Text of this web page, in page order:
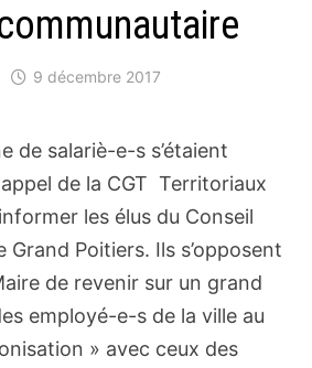
9 décembre 2017
de salariè-e-s s’étaient
de la CGT Territoriaux
les élus du Conseil
Grand Poitiers. Ils s’opposent
de revenir sur un grand
employé-e-s de la ville au
» avec ceux des